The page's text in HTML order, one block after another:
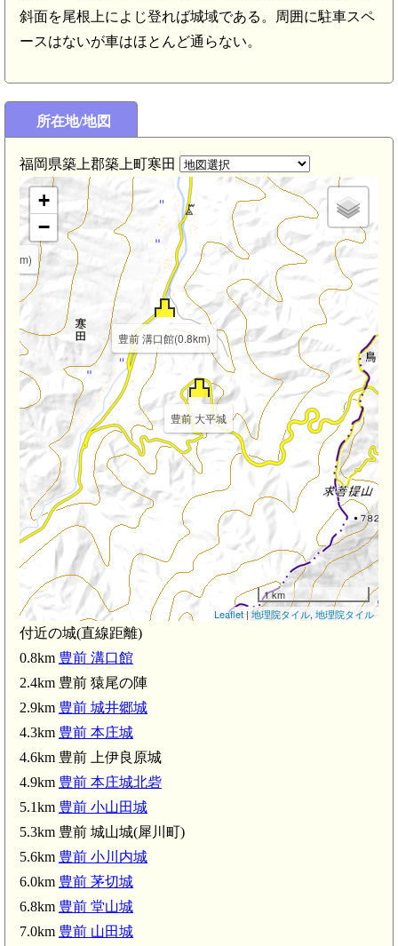
斜面を尾根上によじ登れば城域である。周囲に駐車スペ
ースはないが車はほとんど通らない。
所在地/地図
福岡県築上郡築上町寒田
豊前 大平城
豊前 溝口館(0.8km)
郷城(2.9km)
+
−
1 km
Leaflet|地理院タイル, 地理院タイル
付近の城(直線距離)
0.8km 豊前 溝口館
2.4km 豊前 猿尾の陣
2.9km 豊前 城井郷城
4.3km 豊前 本庄城
4.6km 豊前 上伊良原城
4.9km 豊前 本庄城北砦
5.1km 豊前 小山田城
5.3km 豊前 城山城(犀川町)
5.6km 豊前 小川内城
6.0km 豊前 茅切城
6.8km 豊前 堂山城
7.0km 豊前 山田城